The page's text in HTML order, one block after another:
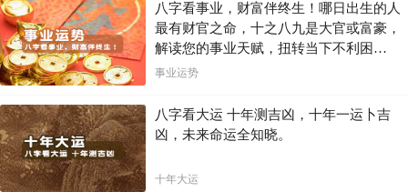
八字看事业，财富伴终生！哪日出生的人
最有财官之命，十之八九是大官或富豪，
解读您的事业天赋，扭转当下不利困
局！！
事业运势
八字看大运 十年测吉凶，十年一运卜吉
凶，未来命运全知晓。
十年大运